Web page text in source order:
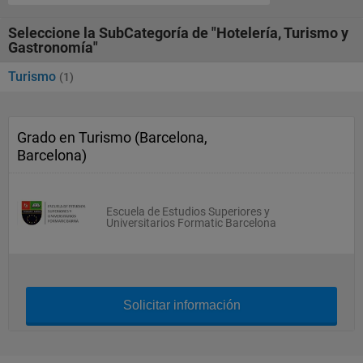
Seleccione la SubCategoría de "Hotelería, Turismo y
Gastronomía"
Turismo (1)
Grado en Turismo (Barcelona,
Barcelona)
Escuela de Estudios Superiores y
Universitarios Formatic Barcelona
Solicitar información